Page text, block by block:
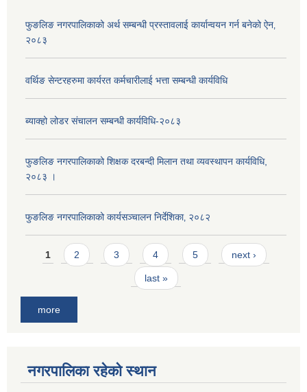
फुङलिङ नगरपालिकाको अर्थ सम्बन्धी प्रस्तावलाई कार्यान्वयन गर्न बनेको ऐन‚
२०८३
वर्थिङ सेन्टरहरुमा कार्यरत कर्मचारीलाई भत्ता सम्बन्धी कार्यविधि
ब्याक्हो लोडर संचालन सम्बन्धी कार्यविधि-२०८३
फुङलिङ नगरपालिकाको शिक्षक दरबन्दी मिलान तथा व्यवस्थापन कार्यविधि,
२०८३ ।
फुङलिङ नगरपालिकाको कार्यसञ्चालन निर्देशिका‚ २०८२
Pages
1 2 3 4 5 next ›
last »
more
नगरपालिका रहेको स्थान